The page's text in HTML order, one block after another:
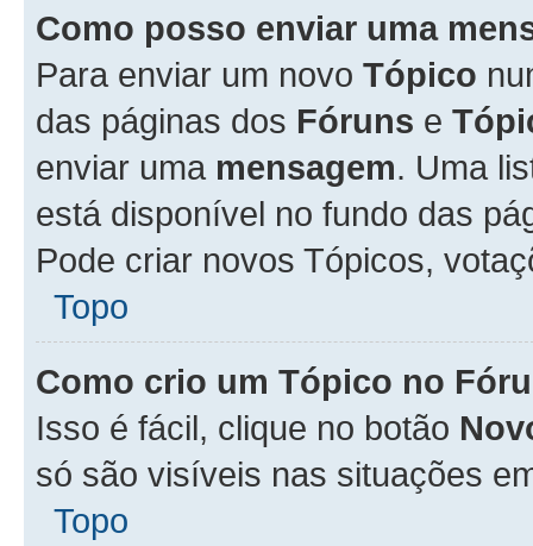
Como posso enviar uma
Para enviar um novo Tópico
das páginas dos Fóruns e
enviar uma mensagem. Uma
está disponível no fundo das
Pode criar novos Tópicos,
Topo
Como crio um Tópico no
Isso é fácil, clique no botão
só são visíveis nas situações
Topo